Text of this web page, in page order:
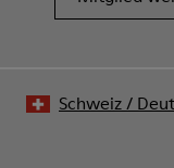
Schweiz/